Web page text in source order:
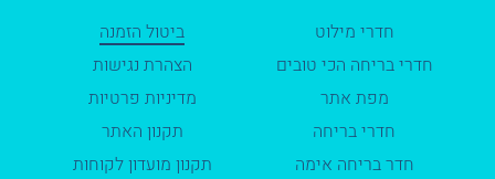
ביטול הזמנה
הצהרת נגישות
מדיניות פרטיות
תקנון האתר
תקנון מועדון לקוחות
חדרי מילוט
חדרי בריחה הכי טובים
מפת אתר
חדרי בריחה
חדר בריחה אימה